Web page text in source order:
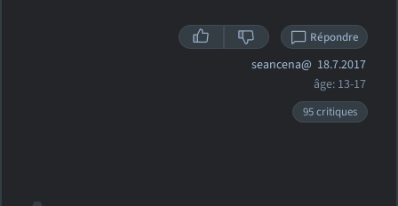
Répondre
seancena@ 18.7.2017
âge: 13-17
95 critiques